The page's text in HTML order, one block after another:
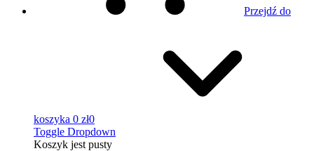
Przejdź do
koszyka 0 zł0
Toggle Dropdown
Koszyk jest pusty